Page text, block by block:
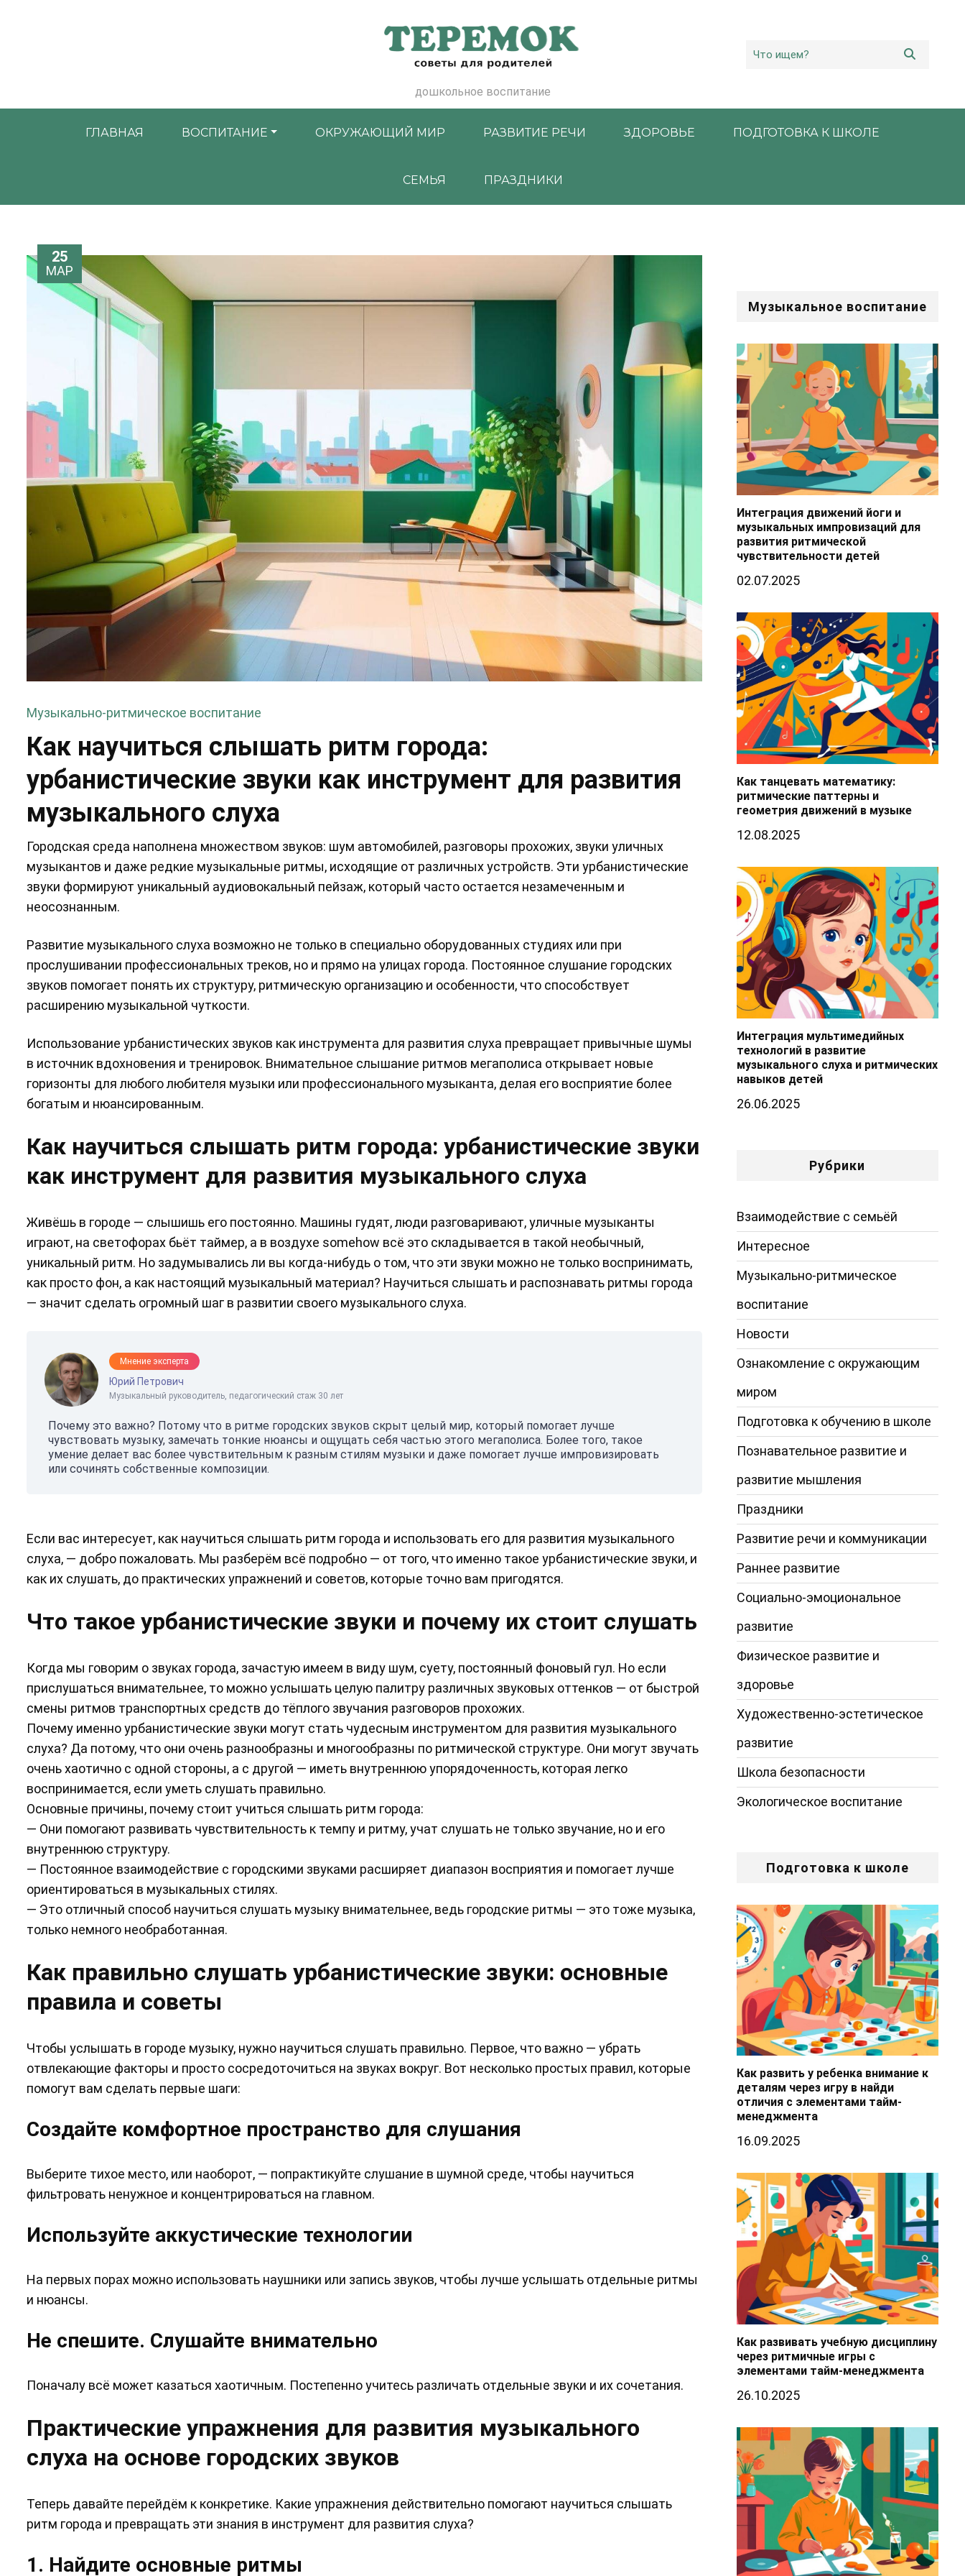
дошкольное воспитание
ГЛАВНАЯ ВОСПИТАНИЕ ОКРУЖАЮЩИЙ МИР РАЗВИТИЕ РЕЧИ ЗДОРОВЬЕ ПОДГОТОВКА К ШКОЛЕ
СЕМЬЯ ПРАЗДНИКИ
25
МАР
Музыкально-ритмическое воспитание
Как научиться слышать ритм города:
урбанистические звуки как инструмент для развития
музыкального слуха
Городская среда наполнена множеством звуков: шум автомобилей, разговоры прохожих, звуки уличных
музыкантов и даже редкие музыкальные ритмы, исходящие от различных устройств. Эти урбанистические
звуки формируют уникальный аудиовокальный пейзаж, который часто остается незамеченным и
неосознанным.
Развитие музыкального слуха возможно не только в специально оборудованных студиях или при
прослушивании профессиональных треков, но и прямо на улицах города. Постоянное слушание городских
звуков помогает понять их структуру, ритмическую организацию и особенности, что способствует
расширению музыкальной чуткости.
Использование урбанистических звуков как инструмента для развития слуха превращает привычные шумы
в источник вдохновения и тренировок. Внимательное слышание ритмов мегаполиса открывает новые
горизонты для любого любителя музыки или профессионального музыканта, делая его восприятие более
богатым и нюансированным.
Как научиться слышать ритм города: урбанистические звуки
как инструмент для развития музыкального слуха
Живёшь в городе — слышишь его постоянно. Машины гудят, люди разговаривают, уличные музыканты
играют, на светофорах бьёт таймер, а в воздухе somehow всё это складывается в такой необычный,
уникальный ритм. Но задумывались ли вы когда-нибудь о том, что эти звуки можно не только воспринимать,
как просто фон, а как настоящий музыкальный материал? Научиться слышать и распознавать ритмы города
— значит сделать огромный шаг в развитии своего музыкального слуха.
Мнение эксперта
Юрий Петрович
Музыкальный руководитель, педагогический стаж 30 лет
Почему это важно? Потому что в ритме городских звуков скрыт целый мир, который помогает лучше
чувствовать музыку, замечать тонкие нюансы и ощущать себя частью этого мегаполиса. Более того, такое
умение делает вас более чувствительным к разным стилям музыки и даже помогает лучше импровизировать
или сочинять собственные композиции.
Если вас интересует, как научиться слышать ритм города и использовать его для развития музыкального
слуха, — добро пожаловать. Мы разберём всё подробно — от того, что именно такое урбанистические звуки, и
как их слушать, до практических упражнений и советов, которые точно вам пригодятся.
Что такое урбанистические звуки и почему их стоит слушать
Когда мы говорим о звуках города, зачастую имеем в виду шум, суету, постоянный фоновый гул. Но если
прислушаться внимательнее, то можно услышать целую палитру различных звуковых оттенков — от быстрой
смены ритмов транспортных средств до тёплого звучания разговоров прохожих.
Почему именно урбанистические звуки могут стать чудесным инструментом для развития музыкального
слуха? Да потому, что они очень разнообразны и многообразны по ритмической структуре. Они могут звучать
очень хаотично с одной стороны, а с другой — иметь внутреннюю упорядоченность, которая легко
воспринимается, если уметь слушать правильно.
Основные причины, почему стоит учиться слышать ритм города:
— Они помогают развивать чувствительность к темпу и ритму, учат слушать не только звучание, но и его
внутреннюю структуру.
— Постоянное взаимодействие с городскими звуками расширяет диапазон восприятия и помогает лучше
ориентироваться в музыкальных стилях.
— Это отличный способ научиться слушать музыку внимательнее, ведь городские ритмы — это тоже музыка,
только немного необработанная.
Как правильно слушать урбанистические звуки: основные
правила и советы
Чтобы услышать в городе музыку, нужно научиться слушать правильно. Первое, что важно — убрать
отвлекающие факторы и просто сосредоточиться на звуках вокруг. Вот несколько простых правил, которые
помогут вам сделать первые шаги:
Создайте комфортное пространство для слушания
Выберите тихое место, или наоборот, — попрактикуйте слушание в шумной среде, чтобы научиться
фильтровать ненужное и концентрироваться на главном.
Используйте аккустические технологии
На первых порах можно использовать наушники или запись звуков, чтобы лучше услышать отдельные ритмы
и нюансы.
Не спешите. Слушайте внимательно
Поначалу всё может казаться хаотичным. Постепенно учитесь различать отдельные звуки и их сочетания.
Практические упражнения для развития музыкального
слуха на основе городских звуков
Теперь давайте перейдём к конкретике. Какие упражнения действительно помогают научиться слышать
ритм города и превращать эти знания в инструмент для развития слуха?
1. Найдите основные ритмы
Музыкальное воспитание
Интеграция движений йоги и
музыкальных импровизаций для
развития ритмической
чувствительности детей
02.07.2025
Как танцевать математику:
ритмические паттерны и
геометрия движений в музыке
12.08.2025
Интеграция мультимедийных
технологий в развитие
музыкального слуха и ритмических
навыков детей
26.06.2025
Рубрики
Взаимодействие с семьёй
Интересное
Музыкально-ритмическое
воспитание
Новости
Ознакомление с окружающим
миром
Подготовка к обучению в школе
Познавательное развитие и
развитие мышления
Праздники
Развитие речи и коммуникации
Раннее развитие
Социально-эмоциональное
развитие
Физическое развитие и
здоровье
Художественно-эстетическое
развитие
Школа безопасности
Экологическое воспитание
Подготовка к школе
Как развить у ребенка внимание к
деталям через игру в найди
отличия с элементами тайм-
менеджмента
16.09.2025
Как развивать учебную дисциплину
через ритмичные игры с
элементами тайм-менеджмента
26.10.2025